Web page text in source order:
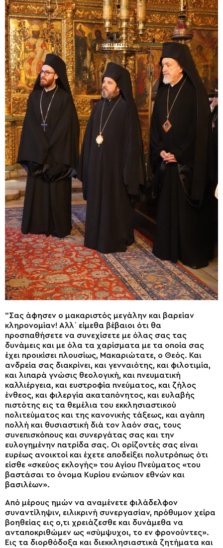
“Σας άφησεν ο μακαριστός μεγάλην και βαρείαν
κληρονομίαν! Αλλ᾽ είμεθα βέβαιοι ότι θα
προσπαθήσετε να συνεχίσετε με όλας σας τας
δυνάμεις και με όλα τα χαρίσματα με τα οποία σας
έχει προικίσει πλουσίως, Μακαριώτατε, ο Θεός. Και
ανδρεία σας διακρίνει, και γενναιότης, και φιλοτιμία,
και λιπαρά γνώσις θεολογική, και πνευματική
καλλιέργεια, και ευστροφία πνεύματος, και ζήλος
ένθεος, και φιλεργία ακαταπόνητος, και ευλαβής
πιστότης εις τα θεμέλια του εκκλησιαστικού
πολιτεύματος και της κανονικής τάξεως, και αγάπη
πολλή και θυσιαστική διά τον λαόν σας, τους
συνεπισκόπους και συνεργάτας σας και την
ευλογημένην πατρίδα σας. Οι ορίζοντές σας είναι
ευρέως ανοικτοί και έχετε αποδείξει πολυτρόπως ότι
είσθε «σκεύος εκλογής» του Αγίου Πνεύματος «του
βαστάσαι το όνομα Κυρίου ενώπιον εθνών και
βασιλέων».
Από μέρους ημών να αναμένετε φιλάδελφον
συναντίληψιν, ειλικρινή συνεργασίαν, πρόθυμον χείρα
βοηθείας εις ο,τι χρειάζεσθε και δυνάμεθα να
ανταποκριθώμεν ως «σύμψυχοι, το εν φρονούντες».
Εις τα διορθόδοξα και διεκκλησιαστικά ζητήματα και